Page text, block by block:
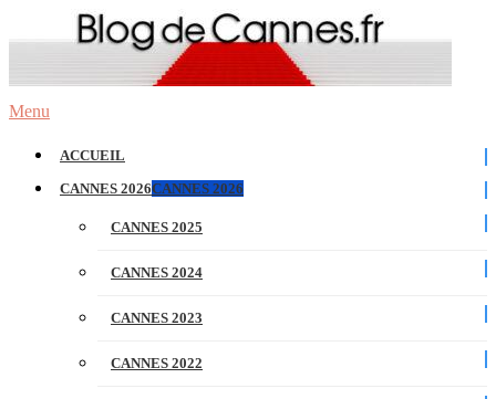
Menu
ACCUEIL
CANNES 2026CANNES 2026
CANNES 2025
CANNES 2024
CANNES 2023
CANNES 2022